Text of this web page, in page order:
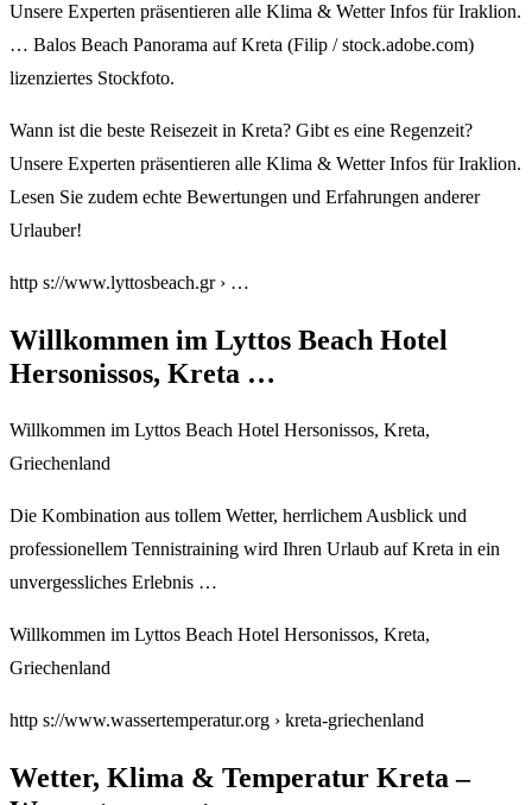
Unsere Experten präsentieren alle Klima & Wetter Infos für Iraklion.
… Balos Beach Panorama auf Kreta (Filip / stock.adobe.com)
lizenziertes Stockfoto.
Wann ist die beste Reisezeit in Kreta? Gibt es eine Regenzeit?
Unsere Experten präsentieren alle Klima & Wetter Infos für Iraklion.
Lesen Sie zudem echte Bewertungen und Erfahrungen anderer
Urlauber!
http s://www.lyttosbeach.gr › …
Willkommen im Lyttos Beach Hotel
Hersonissos, Kreta …
Willkommen im Lyttos Beach Hotel Hersonissos, Kreta,
Griechenland
Die Kombination aus tollem Wetter, herrlichem Ausblick und
professionellem Tennistraining wird Ihren Urlaub auf Kreta in ein
unvergessliches Erlebnis …
Willkommen im Lyttos Beach Hotel Hersonissos, Kreta,
Griechenland
http s://www.wassertemperatur.org › kreta-griechenland
Wetter, Klima & Temperatur Kreta –